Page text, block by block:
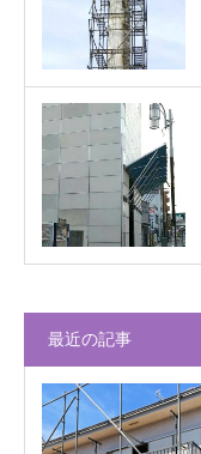
最近の記事